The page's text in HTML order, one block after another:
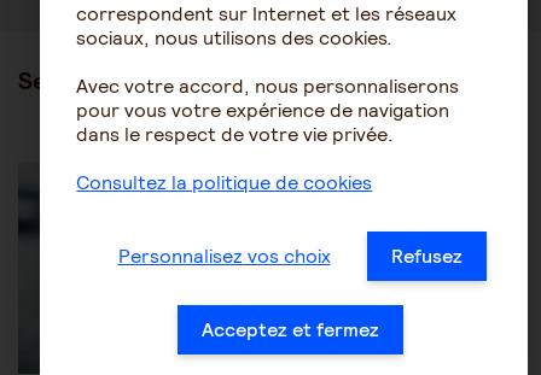
Ses articles
Category:
correspondent sur Internet et les réseaux
sociaux, nous utilisons des cookies.
Avec votre accord, nous personnaliserons
pour vous votre expérience de navigation
dans le respect de votre vie privée.
Consultez la politique de cookies
Personnalisez vos choix Refusez
Acceptez et fermez